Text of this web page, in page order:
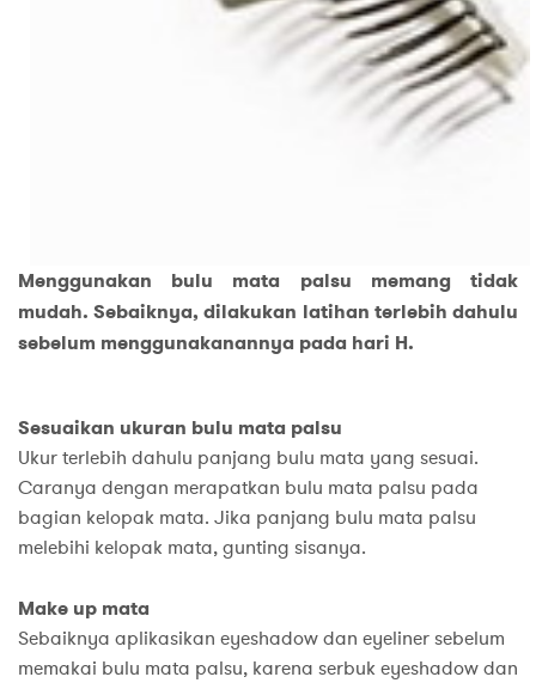
Menggunakan bulu mata palsu memang tidak
mudah. Sebaiknya, dilakukan latihan terlebih dahulu
sebelum menggunakanannya pada hari H.
Sesuaikan ukuran bulu mata palsu
Ukur terlebih dahulu panjang bulu mata yang sesuai.
Caranya dengan merapatkan bulu mata palsu pada
bagian kelopak mata. Jika panjang bulu mata palsu
melebihi kelopak mata, gunting sisanya.
Make up mata
Sebaiknya aplikasikan eyeshadow dan eyeliner sebelum
memakai bulu mata palsu, karena serbuk eyeshadow dan